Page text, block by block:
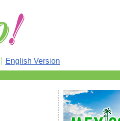
English Version